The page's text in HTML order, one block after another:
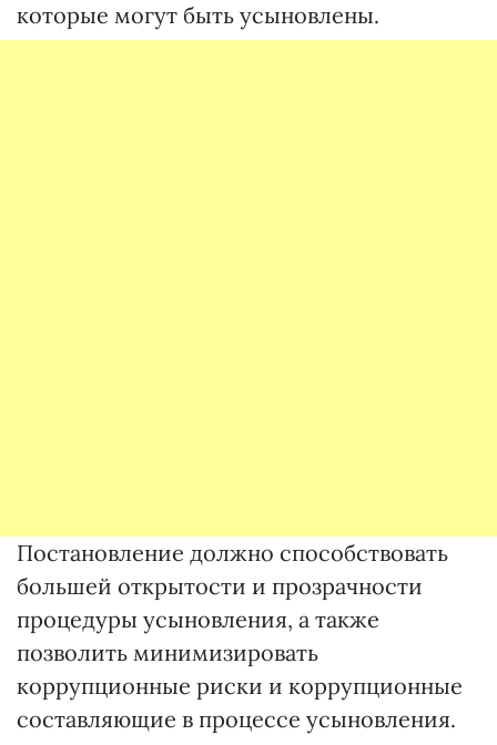
которые могут быть усыновлены.
Постановление должно способствовать
большей открытости и прозрачности
процедуры усыновления, а также
позволить минимизировать
коррупционные риски и коррупционные
составляющие в процессе усыновления.